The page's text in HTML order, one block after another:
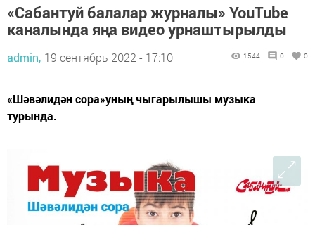
«Сабантуй балалар журналы» YouTube
каналында яңа видео урнаштырылды
admin, 19 сентябрь 2022 - 17:10 1544 0 0
«Шәвәлидән сора»уның чыгарылышы музыка
турында.